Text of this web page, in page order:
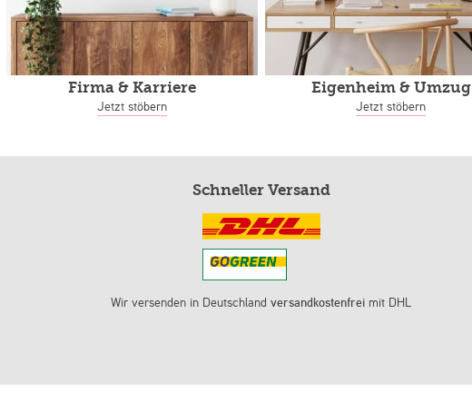
Firma & Karriere
Jetzt stöbern
Eigenheim& Umzug
Jetzt stöbern
Schneller Versand
Wir versenden in Deutschlandversandkostenfrei mit DHL